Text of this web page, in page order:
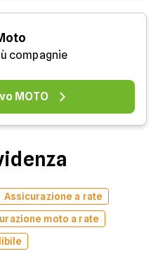
compagnie
MOTO
Assicurazione a rate
moto a rate